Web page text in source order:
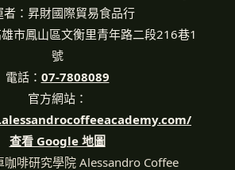
者：昇財國際貿易食品行
市鳳山區文衡里青年路二段216巷1
號
電話： 07-7808089
官方網站：
查看 Google 地圖
啡研究學院 Alessandro Coffee